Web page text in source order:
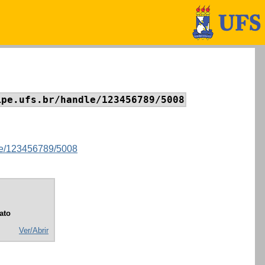
handle/123456789/5008
123456789/5008
Ver/Abrir